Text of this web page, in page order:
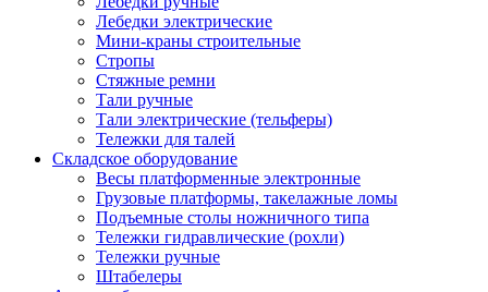
Лебедки электрические
Мини-краны строительные
Стропы
Стяжные ремни
Тали ручные
Тали электрические (тельферы)
Тележки для талей
Складское оборудование
Весы платформенные электронные
Грузовые платформы, такелажные ломы
Подъемные столы ножничного типа
Тележки гидравлические (рохли)
Тележки ручные
Штабелеры